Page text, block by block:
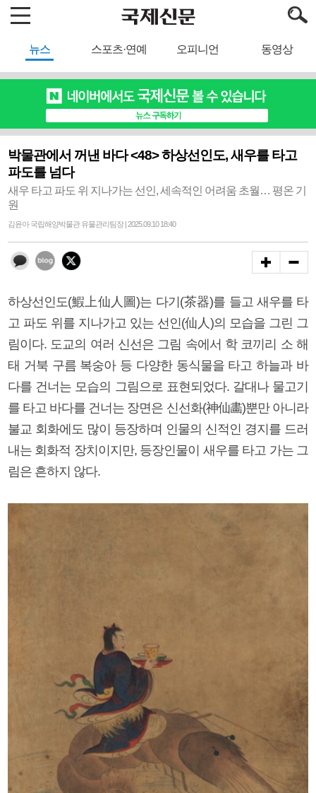
뉴스 스포츠·연예 오피니언 동영상
박물관에서 꺼낸 바다 <48> 하상선인도, 새우를 타고
파도를 넘다
새우 타고 파도 위 지나가는 선인, 세속적인 어려움 초월… 평온 기
원
김윤아 국립해양박물관 유물관리팀장 | 2025.09.10 18:40
하상선인도(鰕上仙人圖)는 다기(茶器)를 들고 새우를 타
고 파도 위를 지나가고 있는 선인(仙人)의 모습을 그린 그
림이다. 도교의 여러 신선은 그림 속에서 학 코끼리 소 해
태 거북 구름 복숭아 등 다양한 동식물을 타고 하늘과 바
다를 건너는 모습의 그림으로 표현되었다. 갈대나 물고기
를 타고 바다를 건너는 장면은 신선화(神仙畵)뿐만 아니라
불교 회화에도 많이 등장하며 인물의 신적인 경지를 드러
내는 회화적 장치이지만, 등장인물이 새우를 타고 가는 그
림은 흔하지 않다.